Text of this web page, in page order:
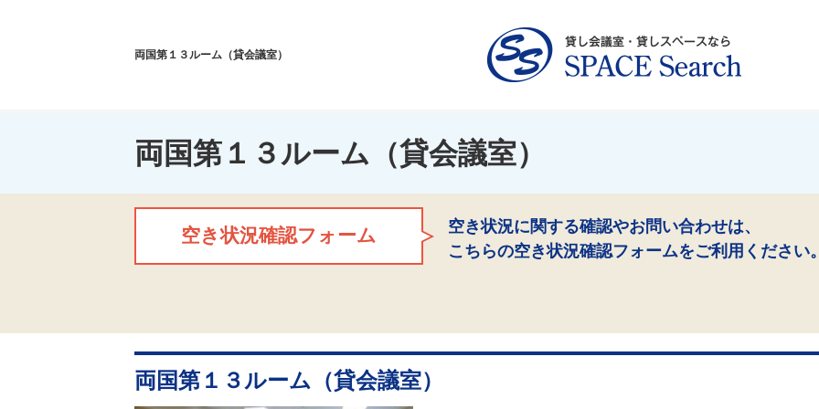
両国第１３ルーム（貸会議室）
両国第１３ルーム（貸会議室）
空き状況確認フォーム
空き状況に関する確認やお問い合わせは、
こちらの空き状況確認フォームをご利用ください
両国第１３ルーム（貸会議室）